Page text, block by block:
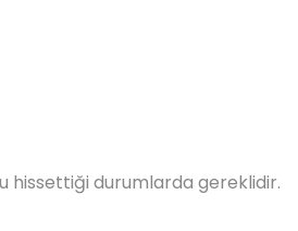
hissettiği durumlarda gereklidir.